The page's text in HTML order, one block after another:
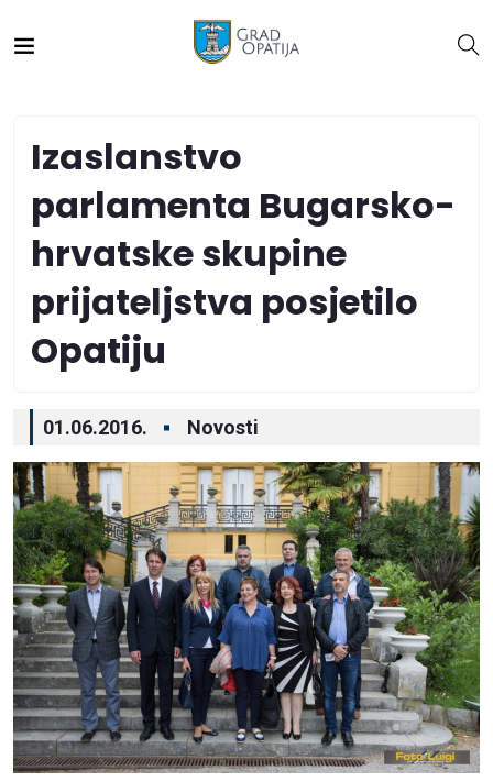
Izaslanstvo
parlamenta Bugarsko-
hrvatske skupine
prijateljstva posjetilo
Opatiju
01.06.2016. Novosti